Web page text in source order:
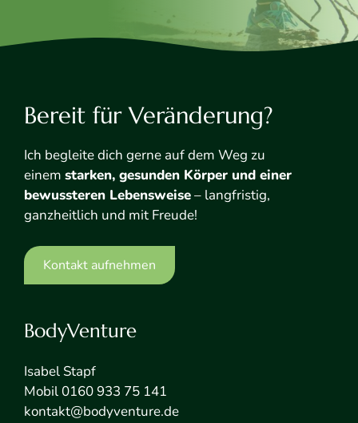
Bereit für Veränderung?
Ich begleite dich gerne auf dem Weg zu
einem starken, gesunden Körper und einer
bewussteren Lebensweise– langfristig,
ganzheitlich und mit Freude!
Kontakt aufnehmen
BodyVenture
Isabel Stapf
Mobil 0160 933 75 141
kontakt@bodyventure.de